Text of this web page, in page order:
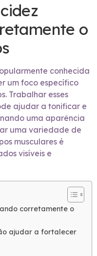
o
conhecida
um foco específico
Trabalhar esses
ajudar a tonificar e
uma aparência
uma variedade de
musculares é
visíveis e
corretamente o
ajudar a fortalecer